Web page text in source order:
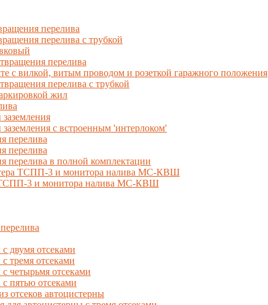
перелива
перелива с трубкой
перелива
вилкой, витым проводом и розеткой гаражного положения
перелива с трубкой
жил
с встроенным 'интерлоком'
перелива
перелива
перелива в полной комплектации
ТСПП-3 и монитора налива МС-КВШ
ТСПП-3 и монитора налива МС-КВШ
отсеками
отсеками
отсеками
отсеками
отсеков автоцистерны